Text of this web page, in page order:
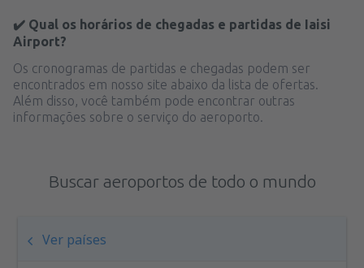
✔️ Qual os horários de chegadas e partidas de Iaisi
Airport?
Os cronogramas de partidas e chegadas podem ser
encontrados em nosso site abaixo da lista de ofertas.
Além disso, você também pode encontrar outras
informações sobre o serviço do aeroporto.
Buscar aeroportos de todo o mundo
Ver países